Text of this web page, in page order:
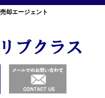
却エージェント